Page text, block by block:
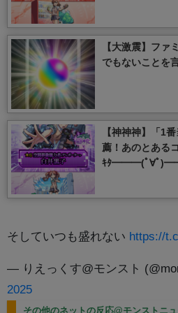
【大激震】ファ
でもないことを
【神神神】「1
薦！あのとある
ｷﾀ━━━(ﾟ∀ﾟ
そしていつも盛れない https://
— りえっくす@モンスト
2025
その他のネットの反応@モンストニ